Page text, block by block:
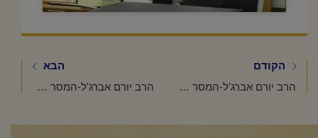
הקודם
הרב יורם אברג'ל-המסר היומי-פרשת תולדות-כ"ו חשוון תשפ"ו
הבא
הרב יורם אברג'ל-המסר היומי-חודש של אור וברכה-כ"ט חשוון תשפ"ו